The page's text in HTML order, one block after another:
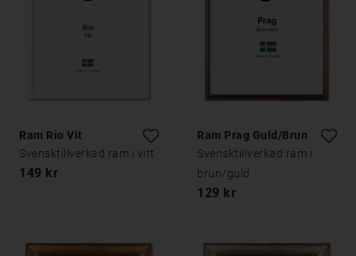
Ram Rio Vit
Svensktillverkad ram i vitt
149 kr
Ram Prag Guld/Brun
Svensktillverkad ram i
brun/guld
129 kr